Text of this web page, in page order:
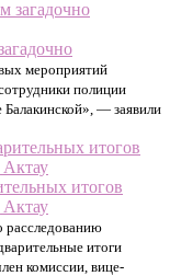
мероприятий
полиции
Балакинской», — заявили
итогов
Актау
расследованию
итоги
комиссии, вице-